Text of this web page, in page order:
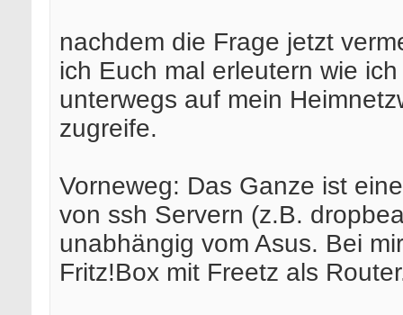
nachdem die Frage jetzt
ich Euch mal erleutern wie
unterwegs auf mein
zugreife.
Vorneweg: Das Ganze ist
von ssh Servern (z.B.
unabhängig vom Asus. Bei
Fritz!Box mit Freetz als